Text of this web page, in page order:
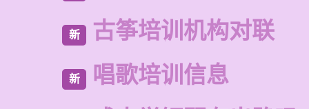
新 古筝培训机构对联
新 唱歌培训信息